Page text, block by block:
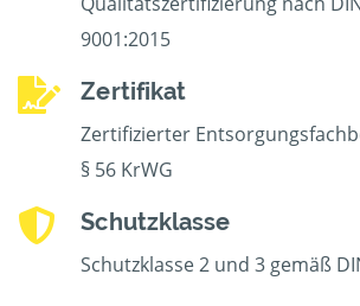
9001:2015
Zertifikat
Zertifizierter
§ 56 KrWG
Schutzklasse
Schutzklasse 2 und 3 gemäß